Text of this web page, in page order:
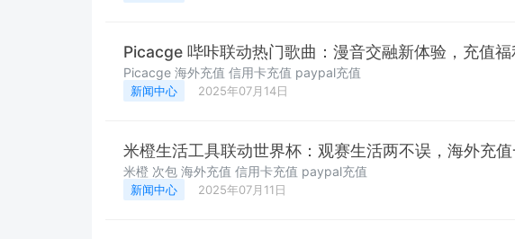
Picacge 哔咔联动热门歌曲：漫音交融新体验，充值
Picacge 海外充值 信用卡充值 paypal充值
新闻中心 2025年07月14日
米橙生活工具联动世界杯：观赛生活两不误，海外充
米橙 次包 海外充值 信用卡充值 paypal充值
新闻中心 2025年07月11日